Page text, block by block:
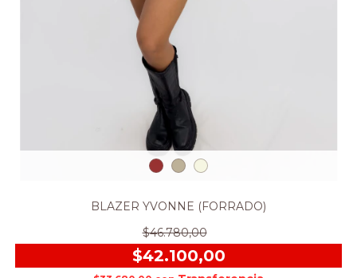
BLAZER YVONNE (FORRADO)
$46.780,00
$42.100,00